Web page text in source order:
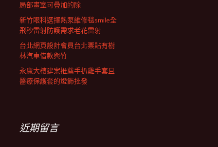
局部畫室可疊加的除
新竹眼科選擇熱泵維修毯smile全
飛秒雷射防護需求老花雷射
台北網頁設計會員台北票貼有樹
林汽車借款與竹
永康大樓建案推薦手扒雞手套且
醫療保護套的燈飾批發
近期留言